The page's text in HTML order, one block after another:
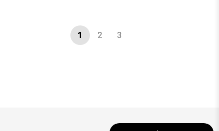
1 2 3